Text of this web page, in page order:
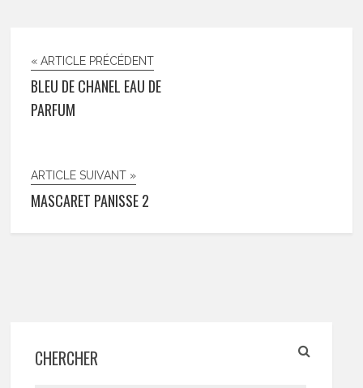
« ARTICLE PRÉCÉDENT
BLEU DE CHANEL EAU DE
PARFUM
ARTICLE SUIVANT »
MASCARET PANISSE 2
CHERCHER